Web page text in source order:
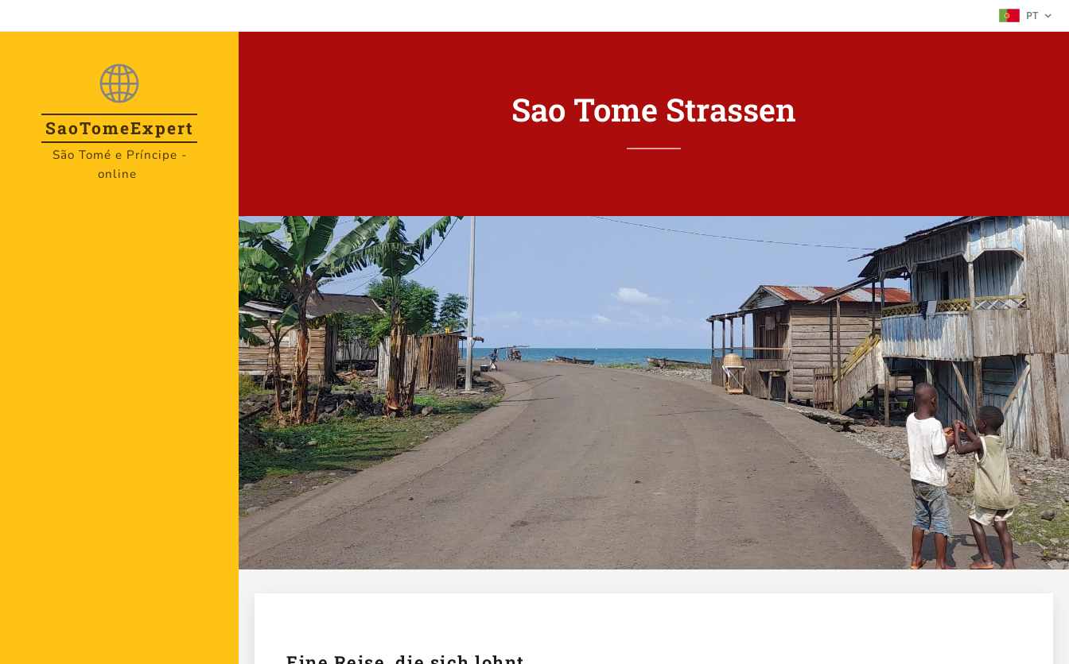
PT
SaoTomeExpert
São Tomé e Príncipe -
online
Sao Tome Strassen
.